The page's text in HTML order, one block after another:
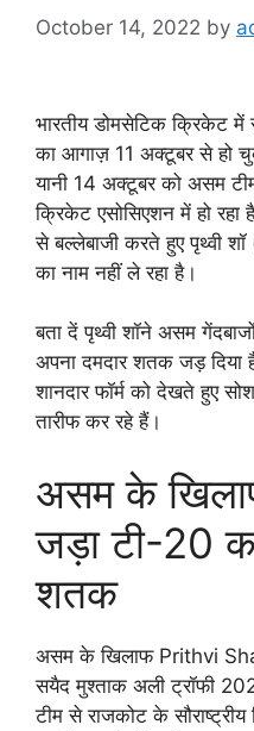
October 14, 2022 by
भारतीय डोमसेटिक क्रिकेट
का आगाज़ 11 अक्टूबर से हो
यानी 14 अक्टूबर को असम
क्रिकेट एसोसिएशन में हो
से बल्लेबाजी करते हुए पृथ्वी
का नाम नहीं ले रहा है।
बता दें पृथ्वी शॉने असम
अपना दमदार शतक जड़
शानदार फॉर्म को देखते हुए
तारीफ कर रहे हैं।
असम के
जड़ा टी-20
शतक
असम के खिलाफ Prithvi
सयैद मुश्ताक अली ट्रॉफी
टीम से राजकोट के